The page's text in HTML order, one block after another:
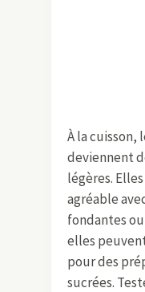
À la cuisson,
deviennent
légères.
agréable
fondantes
elles
pour des
sucrées.